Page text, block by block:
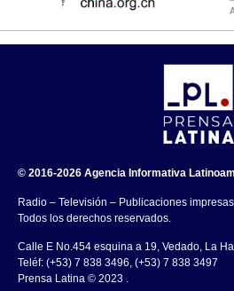
© 2016-2026 Agencia Informativa
Radio – Televisión – Publicaciones
Todos los derechos reservados.
Calle E No.454 esquina a 19, Vedado, La
Teléf: (+53) 7 838 3496, (+53) 7 838 3497
Prensa Latina © 2023 .